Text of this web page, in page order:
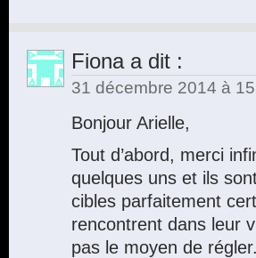
Fionaa dit :
31 décembre 2014 à
Bonjour Arielle,
Tout d’abord, merci
quelques uns et ils
cibles parfaitement
rencontrent dans leur
pas le moyen de régler.